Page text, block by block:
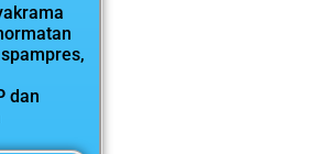
dan